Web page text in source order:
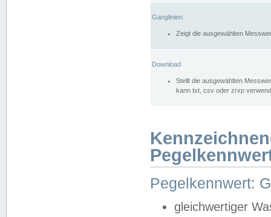
Ganglinien
Zeigt die ausgewählten
Download
Stellt die ausgewählten
kann txt, csv oder zrxp
Pegelkennwert:
gleichwertiger